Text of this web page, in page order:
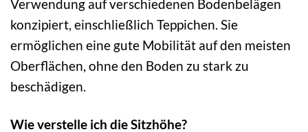
Verwendung auf verschiedenen Bodenbelägen
konzipiert, einschließlich Teppichen. Sie
ermöglichen eine gute Mobilität auf den meisten
Oberflächen, ohne den Boden zu stark zu
beschädigen.
Wie verstelle ich die Sitzhöhe?